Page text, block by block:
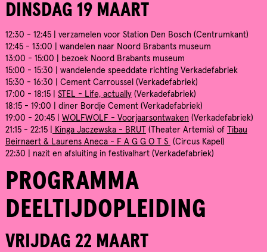
DINSDAG 19 MAART
12:30 - 12:45 | verzamelen voor Station Den Bosch (Centrumkant)
12:45 - 13:00 | wandelen naar Noord Brabants museum
13:00 - 15:00 | bezoek Noord Brabants museum
15:00 - 15:30 | wandelende speeddate richting Verkadefabriek
15:30 - 16:30 | Cement Carroussel (Verkadefabriek)
17:00 - 18:15 | STEL - Life, actually(Verkadefabriek)
18:15 - 19:00 | diner Bordje Cement (Verkadefabriek)
19:00 - 20:45 | WOLFWOLF - Voorjaarsontwaken (Verkadefabriek)
21:15 - 22:15 |
Kinga Jaczewska - BRUT (Theater Artemis) of
Tibau
Beirnaert & Laurens Aneca - F A G G O T S (Circus Kapel)
22:30 | nazit en afsluiting in festivalhart (Verkadefabriek)
PROGRAMMA
DEELTIJDOPLEIDING
VRIJDAG 22 MAART